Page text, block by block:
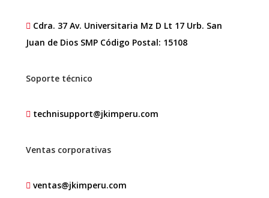
Cdra. 37 Av. Universitaria Mz D Lt 17 Urb. San
Juan de Dios SMP Código Postal: 15108
Soporte técnico
technisupport@jkimperu.com
Ventas corporativas
ventas@jkimperu.com